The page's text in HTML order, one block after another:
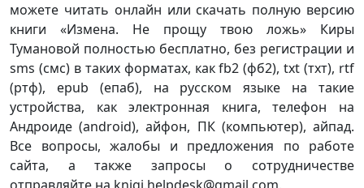
можете читать онлайн или скачать полную версию
книги «Измена. Не прощу твою ложь» Киры
Тумановой полностью бесплатно, без регистрации и
sms (смс) в таких форматах, как fb2 (фб2), txt (тхт), rtf
(ртф), epub (епаб), на русском языке на такие
устройства, как электронная книга, телефон на
Андроиде (android), айфон, ПК (компьютер), айпад.
Все вопросы, жалобы и предложения по работе
сайта, а также запросы о сотрудничестве